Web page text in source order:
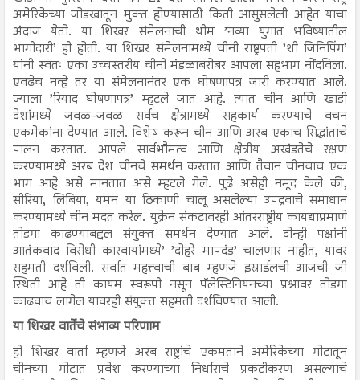
अमेरिकेच्या जोडखातून मुक्त होण्यासाठी किती आसुसलेली आहेत याचा
अंदाज येतो. या शिखर संमेलनाची थीम ’नव्या युगात भविष्यातील
भागीदारी’ ही होती. या शिखर संमेलनामध्ये चीनी राष्ट्रपती ’शी जिनिपिंग’
यांनी स्वतः एका उच्चस्तरीय चीनी मंडळाबरोबर आपला सहभाग नोंदविला.
एवढेच नव्हे तर या संमेलनानंतर एक घोषणापत्र जारी करण्यात आले.
ज्याला ’रियाद घोषणापत्र’ म्हटले जात आहे. त्यात चीन आणि खाडी
देशांमध्ये जवळ-जवळ सर्वच क्षेत्रामध्ये सहकार्य करण्याचे वचन
एकमेकांना देण्यात आले. विशेष करून चीन आणि अरब एकाच सिद्धांताचे
पालन करतात. आपले सार्वभौमत्व आणि क्षेत्रीय अखंडतेचे रक्षण
करण्यामध्ये अरब देश चीनचे समर्थन करतात आणि तैवान चीनचाच एक
भाग आहे असे मानतात असे म्हटले गेले. पुढे असेही नमूद केले की,
सीरिया, लिबिया, यमन या ठिकाणी चालू असलेल्या उपद्रवाचे समाधान
करण्यामध्ये चीन मदत करेल. युक्रेन संकटावरही आंतरराष्ट्रीय कायद्याप्रमाणे
तोडगा काढण्याबद्दल संयुक्त समर्थन देण्यात आले. दोन्ही पक्षांनी
आतंकवाद विरोधी कारवायांमध्ये’ ’दोहरे मापदंड’ चालणार नाहीत, यावर
सहमती दर्शविली. सर्वात महत्त्वाची बाब म्हणजे इस्राईलची आजची जी
स्थिती आहे ती कायम स्वरूपी नसून पॅलेस्टिनियनच्या प्रश्नावर तोडगा
काढवाच लागेल यावरही संयुक्त सहमती दर्शविण्यात आली.
या शिखर वार्तेचे संभाव्य परिणाम
ही शिखर वार्ता म्हणजे अरब राष्ट्रांचे एकमताने अमेरिकेच्या गोटातून
चीनच्या गोटात प्रवेश करण्याच्या निर्धाराचे प्रकटीकरण असल्याचे